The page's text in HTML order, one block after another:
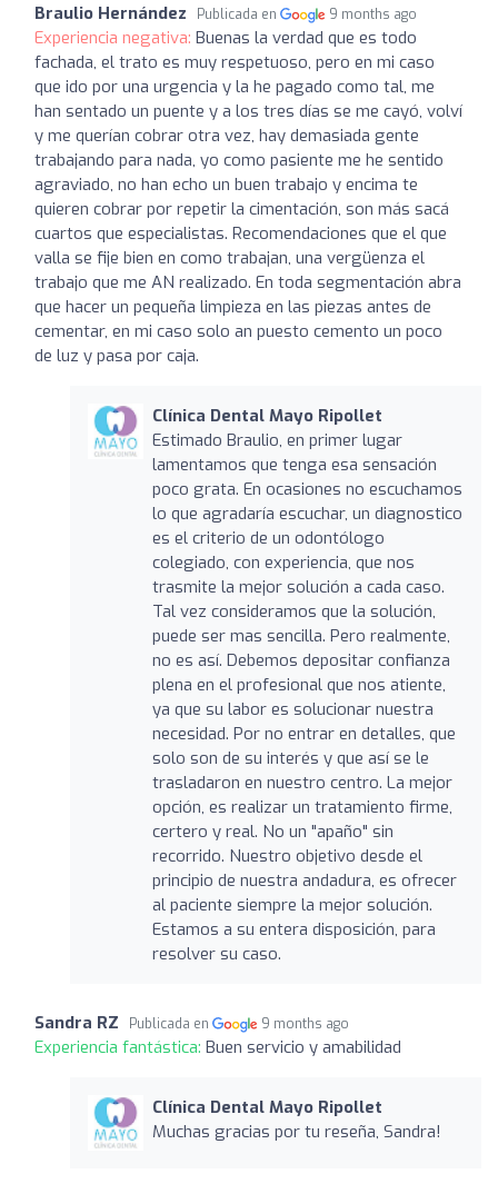
Braulio Hernández Publicada en 9 months ago
Experiencia negativa: Buenas la verdad que es todo
fachada, el trato es muy respetuoso, pero en mi caso
que ido por una urgencia y la he pagado como tal, me
han sentado un puente y a los tres días se me cayó, volví
y me querían cobrar otra vez, hay demasiada gente
trabajando para nada, yo como pasiente me he sentido
agraviado, no han echo un buen trabajo y encima te
quieren cobrar por repetir la cimentación, son más sacá
cuartos que especialistas. Recomendaciones que el que
valla se fije bien en como trabajan, una vergüenza el
trabajo que me AN realizado. En toda segmentación abra
que hacer un pequeña limpieza en las piezas antes de
cementar, en mi caso solo an puesto cemento un poco
de luz y pasa por caja.
Clínica Dental Mayo Ripollet
Estimado Braulio, en primer lugar
lamentamos que tenga esa sensación
poco grata. En ocasiones no escuchamos
lo que agradaría escuchar, un diagnostico
es el criterio de un odontólogo
colegiado, con experiencia, que nos
trasmite la mejor solución a cada caso.
Tal vez consideramos que la solución,
puede ser mas sencilla. Pero realmente,
no es así. Debemos depositar confianza
plena en el profesional que nos atiente,
ya que su labor es solucionar nuestra
necesidad. Por no entrar en detalles, que
solo son de su interés y que así se le
trasladaron en nuestro centro. La mejor
opción, es realizar un tratamiento firme,
certero y real. No un "apaño" sin
recorrido. Nuestro objetivo desde el
principio de nuestra andadura, es ofrecer
al paciente siempre la mejor solución.
Estamos a su entera disposición, para
resolver su caso.
Sandra RZ Publicada en 9 months ago
Experiencia fantástica: Buen servicio y amabilidad
Clínica Dental Mayo Ripollet
Muchas gracias por tu reseña, Sandra!